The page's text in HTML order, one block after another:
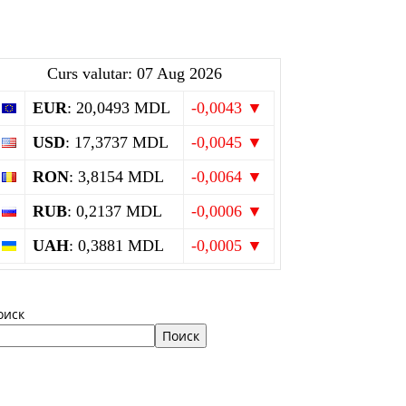
Curs valutar: 07 Aug 2026
EUR: 20,0493 MDL
-0,0043 ▼
USD: 17,3737 MDL
-0,0045 ▼
RON: 3,8154 MDL
-0,0064 ▼
RUB: 0,2137 MDL
-0,0006 ▼
UAH: 0,3881 MDL -0,0005 ▼
Поиск